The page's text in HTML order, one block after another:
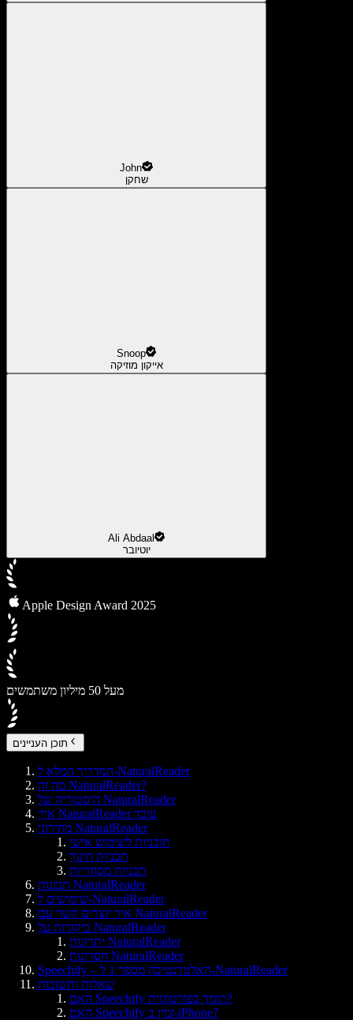
John
שחקן
Snoop
אייקון מוזיקה
Ali Abdaal
יוטיובר
Apple Design Award 2025
מעל 50 מיליון משתמשים
תוכן העניינים
המדריך המלא ל-NaturalReader
מה זה NaturalReader?
היסטוריה של NaturalReader
איך NaturalReader עובד
מחירוני NaturalReader
תוכניות לשימוש אישי
תכניות חינוך
תכניות מסחריות
תכונות NaturalReader
שימושים ל-NaturalReader
איך יוצרים קשר עם NaturalReader
ביקורות על NaturalReader
יתרונות NaturalReader
חסרונות NaturalReader
Speechify – האלטרנטיבה מספר 1 ל-NaturalReader
שאלות ותשובות
האם Speechify תומך בפורטוגזית?
האם Speechify זמין ב-iPhone?